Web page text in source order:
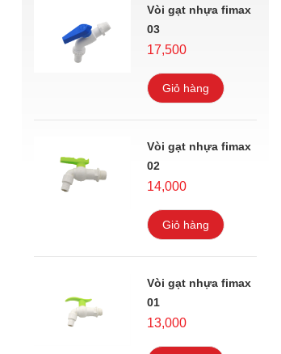
Vòi gạt nhựa fimax
03
17,500
Giỏ hàng
Vòi gạt nhựa fimax
02
14,000
Giỏ hàng
Vòi gạt nhựa fimax
01
13,000